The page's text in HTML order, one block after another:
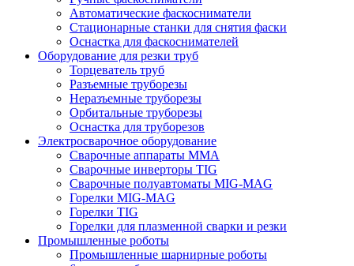
Автоматические фаскосниматели
Стационарные станки для снятия фаски
Оснастка для фаскоснимателей
Оборудование для резки труб
Торцеватель труб
Разъемные труборезы
Неразъемные труборезы
Орбитальные труборезы
Оснастка для труборезов
Электросварочное оборудование
Сварочные аппараты MMA
Сварочные инверторы TIG
Сварочные полуавтоматы MIG-MAG
Горелки MIG-MAG
Горелки TIG
Горелки для плазменной сварки и резки
Промышленные роботы
Промышленные шарнирные роботы